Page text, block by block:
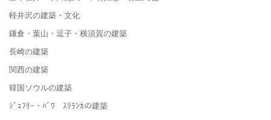
軽井沢の建築・文化
鎌倉・葉山・逗子・横須賀の建築
長崎の建築
関西の建築
韓国ソウルの建築
ｼﾞｪﾌﾘｰ・ﾊﾞﾜ ｽﾘﾗﾝｶの建築